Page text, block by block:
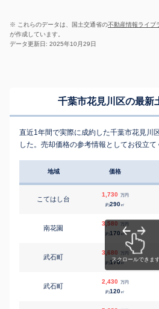
※ これらのデータは、国土交通省の不動産情報ライブ
が作成しています。
データ更新日: 2025年10月29日
千葉市花見川区の最新
直近1年間で実際に成約した千葉市花見川
した。売却価格の参考情報としてお役立て
地域 価格
こてはし台
1,730 万円
約290㎡
南花園
3,580 万円
約170 ㎡
武石町
3,680 万円
約170㎡
武石町
2,430 万円
約120㎡